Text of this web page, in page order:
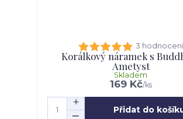
3
Korálkový náramek s
Ametyst
169 Kč/ks
Skladem
Přidat do